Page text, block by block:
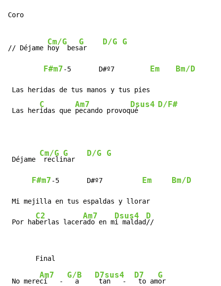
Coro
// Déjame
Cm/G
hoy  bes
G
ar
D/G G
F#m7-5       D#º7 Em Bm/D
Las heridas de tus manos y tus pies
Las her
C
idas que
Am7
pecando provoq
Dsus4
ué
D/F#
Déjame
Cm/G
recli
G
nar
D/G G
F#m7-5       D#º7 Em Bm/D
Mi mejilla en tus espaldas y llorar
Por ha
C2
berlas lacer
Am7
ado en m
Dsus4
i maldad
D
//
No mere
Am7
cí   -
G/B
  a
D7sus4
tan   -
D7
to am
G
or